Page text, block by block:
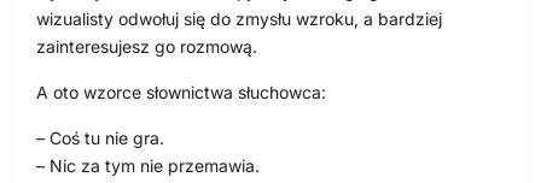
wizualisty odwołuj się do zmysłu wzroku, a bardziej
zainteresujesz go rozmową.
A oto wzorce słownictwa słuchowca:
– Coś tu nie gra.
– Nic za tym nie przemawia.